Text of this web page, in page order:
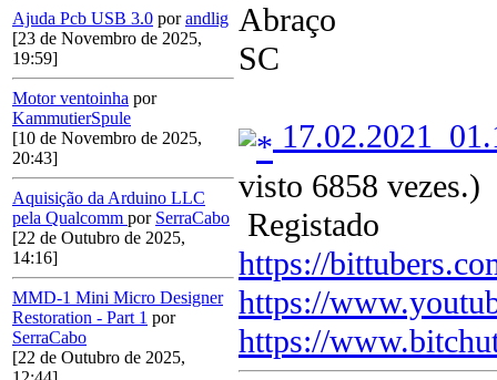
Ajuda Pcb USB 3.0 porandlig
[23 de Novembro de 2025,
19:59]
Motor ventoinha por
KammutierSpule
[10 de Novembro de 2025,
20:43]
Aquisição da Arduino LLC
pela Qualcomm por SerraCabo
[22 de Outubro de 2025,
14:16]
MMD-1 Mini Micro Designer
Restoration - Part 1 por
SerraCabo
[22 de Outubro de 2025,
Abraço
SC
visto 6858 vezes.)
Registado
https://
https://
https://